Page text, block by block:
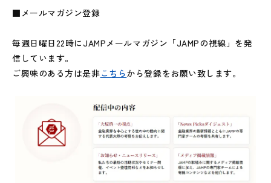
■メールマガジン登録
毎週日曜日22時にJAMPメールマガジン「JAMPの視線」を発
信しています。
ご興味のある方は是非こちらから登録をお願い致します。